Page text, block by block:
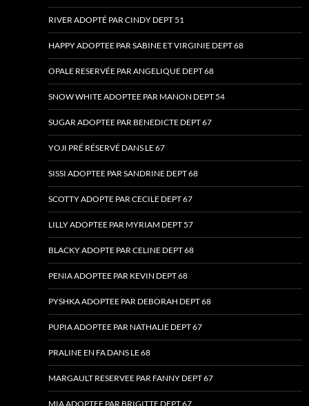
RIVER ADOPTÉ PAR CINDY DEPT 51
HAPPY ADOPTEE PAR SABINE ET VIRGINIE DEPT 68
OPALE RESERVÉE PAR ANGELIQUE DEPT 68
SNOW WHITE ADOPTEE PAR MANON DEPT 54
SUGAR ADOPTEE PAR BENEDICTE DEPT 67
YOJI PRÉ RÉSERVÉ DANS LE 67
SISSI ADOPTEE PAR SANDRINE DEPT 68
SCOTTY ADOPTE PAR CECILE DEPT 67
LILLY ADOPTEE PAR MYRIAM DEPT 57
BLACKY ADOPTE PAR CELINE DEPT 68
PENIA ADOPTEE PAR KEVIN DEPT 68
PYSHKA ADOPTEE PAR DEBORAH DEPT 68
PUPIA ADOPTEE PAR NATHALIE DEPT 67
PRALINE EN FA DANS LE 68
MARGAULT RESERVEE PAR FANNY DEPT 67
MIA ADOPTEE PAR BRIGITTE DEPT 67